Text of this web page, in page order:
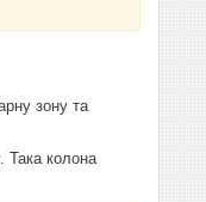
зону та
Така колона